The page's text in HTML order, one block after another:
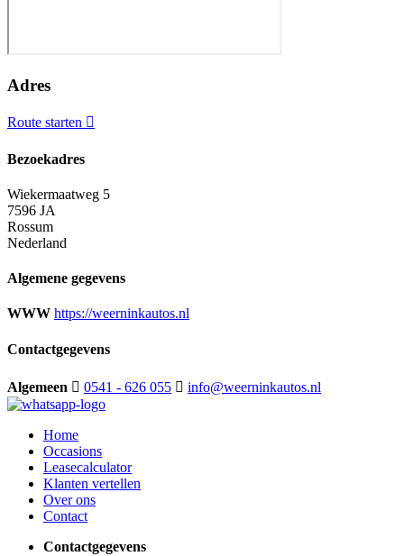
Adres
Route starten
Bezoekadres
Wiekermaatweg 5
7596 JA
Rossum
Nederland
Algemene gegevens
WWW https://weerninkautos.nl
Contactgegevens
Algemeen 0541 - 626 055 info@weerninkautos.nl
Home
Occasions
Leasecalculator
Klanten vertellen
Over ons
Contact
Contactgegevens